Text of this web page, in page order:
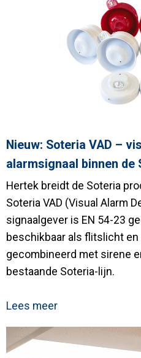
Nieuw: Soteria VAD –
alarmsignaal binnen de
Hertek breidt de Soteria
Soteria VAD (Visual Alarm
signaalgever is EN 54-23
beschikbaar als flitslicht
gecombineerd met sirene
bestaande Soteria-lijn.
Lees meer